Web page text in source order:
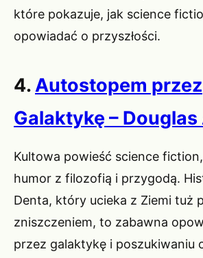
które pokazuje, jak science
opowiadać o przyszłości.
4.Autostopem przez
Galaktykę – Douglas
Kultowa powieść science
humor z filozofią i przygodą.
Denta, który ucieka z Ziemi tuż
zniszczeniem, to zabawna
przez galaktykę i poszukiwaniu